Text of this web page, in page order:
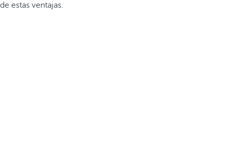
de estas ventajas.